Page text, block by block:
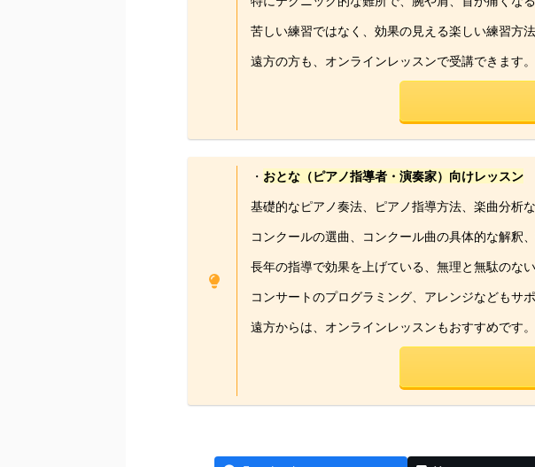
苦しい練習ではなく、効果の見える楽しい練習方
遠方の方も、オンラインレッスンで受講できます。
・ おとな（ピアノ指導者・演奏家）向けレッスン
基礎的なピアノ奏法、ピアノ指導方法、楽曲分析
コンクールの選曲、コンクール曲の具体的な解釈
長年の指導で効果を上げている、無理と無駄のな
コンサートのプログラミング、アレンジなどもサ
遠方からは、オンラインレッスンもおすすめです。